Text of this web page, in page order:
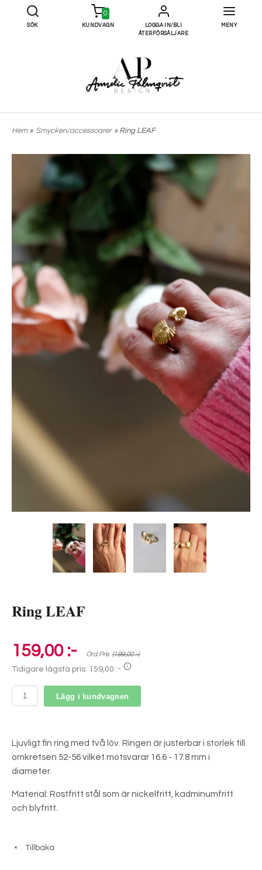
SÖK
0
KUNDVAGN
LOGGA IN/BLI
ÅTERFÖRSÄLJARE
MENY
Hem» Smycken/accessoarer » Ring LEAF
Ring LEAF
159,00 :- Ord. Pris (199,00 :-)
Tidigare lägsta pris: 159,00 :-
Lägg i kundvagnen
Ljuvligt fin ring med två löv. Ringen är justerbar i storlek till
omkretsen 52-56 vilket motsvarar 16.6 - 17.8 mm i
diameter.
Material: Rostfritt stål som är nickelfritt, kadminumfritt
och blyfritt.
Tillbaka